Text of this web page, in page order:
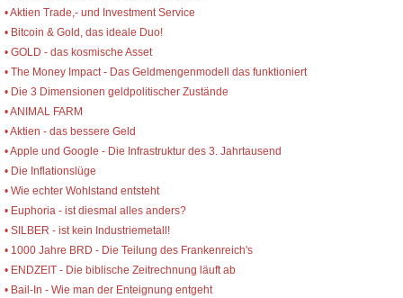
• Aktien Trade,- und Investment Service
• Bitcoin & Gold, das ideale Duo!
• GOLD - das kosmische Asset
• The Money Impact - Das Geldmengenmodell das funktioniert
• Die 3 Dimensionen geldpolitischer Zustände
• ANIMAL FARM
• Aktien - das bessere Geld
• Apple und Google - Die Infrastruktur des 3. Jahrtausend
• Die Inflationslüge
• Wie echter Wohlstand entsteht
• Euphoria - ist diesmal alles anders?
• SILBER - ist kein Industriemetall!
• 1000 Jahre BRD - Die Teilung des Frankenreich's
• ENDZEIT - Die biblische Zeitrechnung läuft ab
• Bail-In - Wie man der Enteignung entgeht